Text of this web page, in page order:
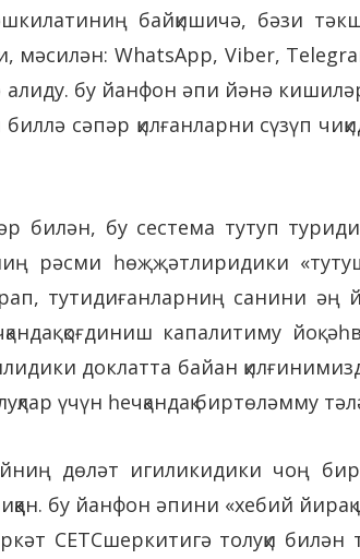
байқишичә, бәзи
мәсилән: WhatsApp, Viber,
алиду. бу йанфон әпи йәнә
сәпәр қилғанларни сүзүп
билән, бу сестема тутуп
рәсми һөҗҗәтлиридики
тутидиғанларниң санини әң
қоғдиниш капалитиму йоқ
доклатта байан
үчүн һечқандақ биртөләмму
дөләт игиликидики чоң
бу йанфон әпини «хебий
CETCшеркитигә толуқи